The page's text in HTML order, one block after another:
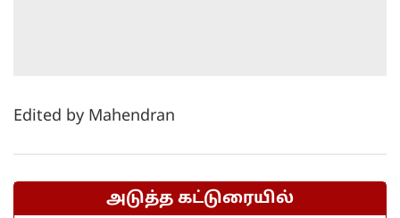
Edited by Mahendran
அடுத்த கட்டுரையில்